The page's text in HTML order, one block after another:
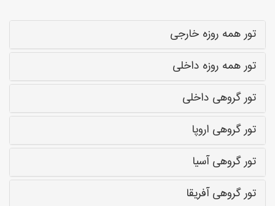
تور همه روزه خارجی
تور همه روزه داخلی
تور گروهی داخلی
تور گروهی اروپا
تور گروهی آسیا
تور گروهی آفریقا